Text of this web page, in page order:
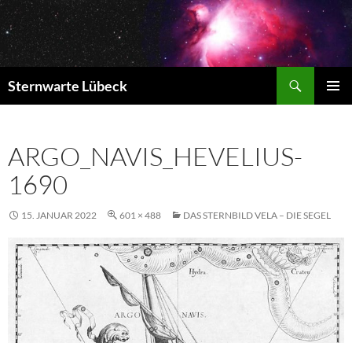
Zum
Inhalt
springen
Sternwarte Lübeck
ARGO_NAVIS_HEVELIUS-
1690
15. JANUAR 2022 601 × 488 DAS STERNBILD VELA – DIE SEGEL